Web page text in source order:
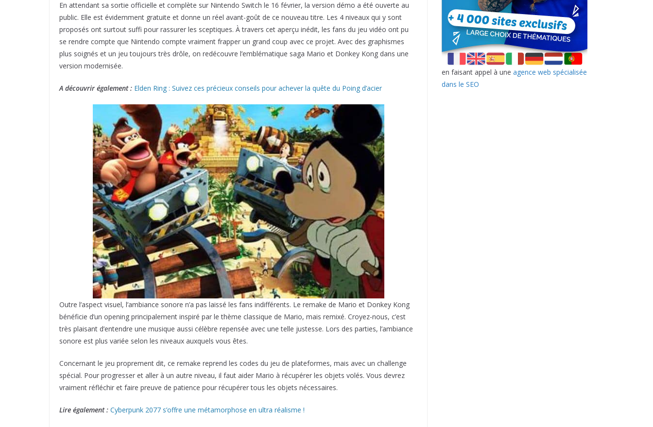
En attendant sa sortie officielle et complète sur Nintendo Switch le 16 février, la version démo a été ouverte au
public. Elle est évidemment gratuite et donne un réel avant-goût de ce nouveau titre. Les 4 niveaux qui y sont
proposés ont surtout suffi pour rassurer les sceptiques. À travers cet aperçu inédit, les fans du jeu vidéo ont pu
se rendre compte que Nintendo compte vraiment frapper un grand coup avec ce projet. Avec des graphismes
plus soignés et un jeu toujours très drôle, on redécouvre l’emblématique saga Mario et Donkey Kong dans une
version modernisée.
A découvrir également : Elden Ring : Suivez ces précieux conseils pour achever la quête du Poing d’acier
Outre l’aspect visuel, l’ambiance sonore n’a pas laissé les fans indifférents. Le remake de Mario et Donkey Kong
bénéficie d’un opening principalement inspiré par le thème classique de Mario, mais remixé. Croyez-nous, c’est
très plaisant d’entendre une musique aussi célèbre repensée avec une telle justesse. Lors des parties, l’ambiance
sonore est plus variée selon les niveaux auxquels vous êtes.
Concernant le jeu proprement dit, ce remake reprend les codes du jeu de plateformes, mais avec un challenge
spécial. Pour progresser et aller à un autre niveau, il faut aider Mario à récupérer les objets volés. Vous devrez
vraiment réfléchir et faire preuve de patience pour récupérer tous les objets nécessaires.
Lire également : Cyberpunk 2077 s’offre une métamorphose en ultra réalisme !
en faisant appel à une agence web spécialisée
dans le SEO